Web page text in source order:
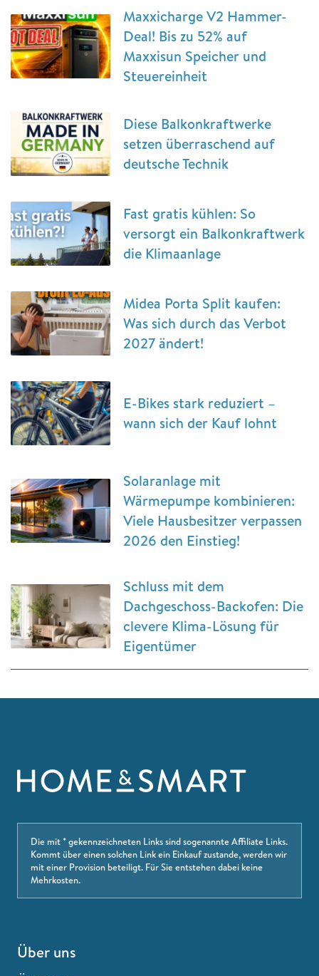
Maxxicharge V2 Hammer-
Deal! Bis zu 52% auf
Maxxisun Speicher und
Steuereinheit
Diese Balkonkraftwerke
setzen überraschend auf
deutsche Technik
Fast gratis kühlen: So
versorgt ein Balkonkraftwerk
die Klimaanlage
Midea Porta Split kaufen:
Was sich durch das Verbot
2027 ändert!
E-Bikes stark reduziert –
wann sich der Kauf lohnt
Solaranlage mit
Wärmepumpe kombinieren:
Viele Hausbesitzer verpassen
2026 den Einstieg!
Schluss mit dem
Dachgeschoss-Backofen: Die
clevere Klima-Lösung für
Eigentümer
Die mit * gekennzeichneten Links sind sogenannte Affiliate Links.
Kommt über einen solchen Link ein Einkauf zustande, werden wir
mit einer Provision beteiligt. Für Sie entstehen dabei keine
Mehrkosten.
Über uns